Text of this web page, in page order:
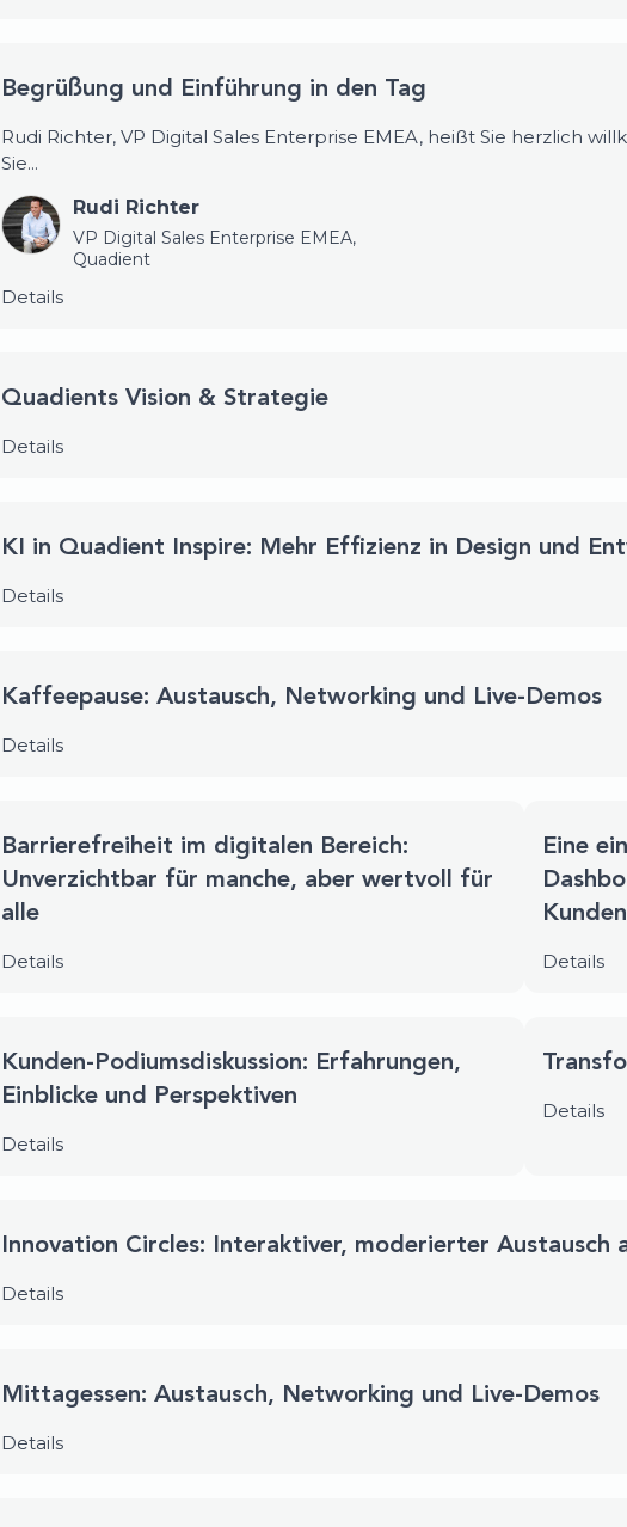
Begrüßung und Einführung in den Tag
Rudi Richter, VP Digital Sales Enterprise EMEA, heißt Sie herzlich
Sie...
Rudi Richter
VP Digital Sales Enterprise EMEA,
Quadient
Details
Quadients Vision & Strategie
Details
KI in Quadient Inspire: Mehr Effizienz in Design und
Details
Kaffeepause: Austausch, Networking und Live-Demos
Details
Barrierefreiheit im digitalen Bereich:
Unverzichtbar für manche, aber wertvoll für
alle
Details
Eine
Details
Kunden-Podiumsdiskussion: Erfahrungen,
Einblicke und Perspektiven
Details
Details
Innovation Circles: Interaktiver, moderierter Austausch
Details
Mittagessen: Austausch, Networking und Live-Demos
Details